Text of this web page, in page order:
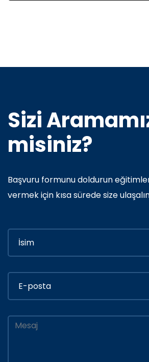
Sizi
misiniz?
Başvuru formunu doldurun
vermek için kısa sürede size